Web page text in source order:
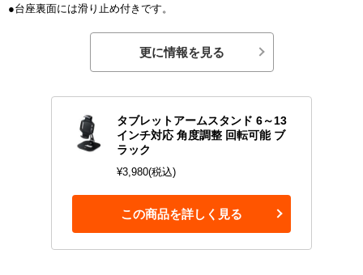
●台座裏面には滑り止め付きです。
更に情報を見る
タブレットアームスタンド 6～13
インチ対応 角度調整 回転可能 ブ
ラック
¥3,980(税込)
この商品を詳しく見る